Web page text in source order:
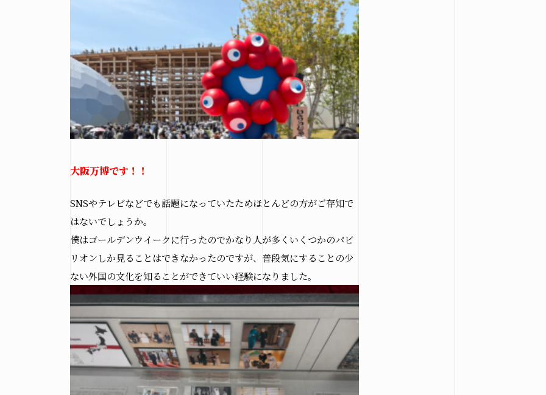
大阪万博です！！
SNSやテレビなどでも話題になっていたためほとんどの方がご存知で
はないでしょうか。
僕はゴールデンウイークに行ったのでかなり人が多くいくつかのパビ
リオンしか見ることはできなかったのですが、普段気にすることの少
ない外国の文化を知ることができていい経験になりました。